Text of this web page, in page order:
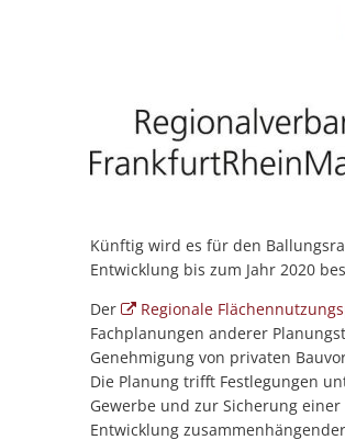
Künftig wird es für den
Entwicklung bis zum Jahr 2020
Der
Regionale
Fachplanungen anderer
Genehmigung von privaten
Die Planung trifft Festlegungen
Gewerbe und zur Sicherung
Entwicklung